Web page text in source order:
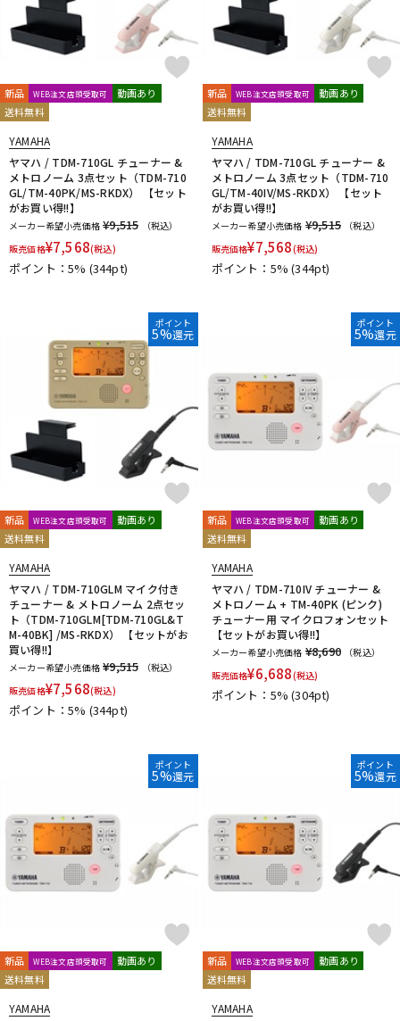
新品 WEB注文店頭受取可
動画あり
送料無料
YAMAHA
ヤマハ / TDM-710GL チューナー &
メトロノーム 3点セット（TDM-710
GL/TM-40PK/MS-RKDX） 【セット
がお買い得!!】
メーカー希望小売価格 ¥9,515
（税込）
販売価格¥7,568(税込)
ポイント：5% (344pt)
新品 WEB注文店頭受取可
動画あり
送料無料
YAMAHA
ヤマハ / TDM-710GL チューナー &
メトロノーム 3点セット（TDM-710
GL/TM-40IV/MS-RKDX） 【セット
がお買い得!!】
メーカー希望小売価格 ¥9,515
（税込）
販売価格¥7,568(税込)
ポイント：5%(344pt)
ポイント
5%還元
新品 WEB注文店頭受取可
動画あり
送料無料
YAMAHA
ヤマハ / TDM-710GLM マイク付き
チューナー & メトロノーム 2点セッ
ト（TDM-710GLM[TDM-710GL&T
M-40BK] /MS-RKDX） 【セットがお
買い得!!】
メーカー希望小売価格 ¥9,515
（税込）
販売価格¥7,568(税込)
ポイント：5% (344pt)
ポイント
5%還元
新品 WEB注文店頭受取可
動画あり
送料無料
YAMAHA
ヤマハ / TDM-710IV チューナー &
メトロノーム + TM-40PK (ピンク)
チューナー用 マイクロフォンセット
【セットがお買い得!!】
メーカー希望小売価格 ¥8,690
（税込）
販売価格¥6,688(税込)
ポイント：5%(304pt)
ポイント
5%還元
新品 WEB注文店頭受取可
動画あり
送料無料
YAMAHA
ポイント
5%還元
新品 WEB注文店頭受取可
動画あり
送料無料
YAMAHA